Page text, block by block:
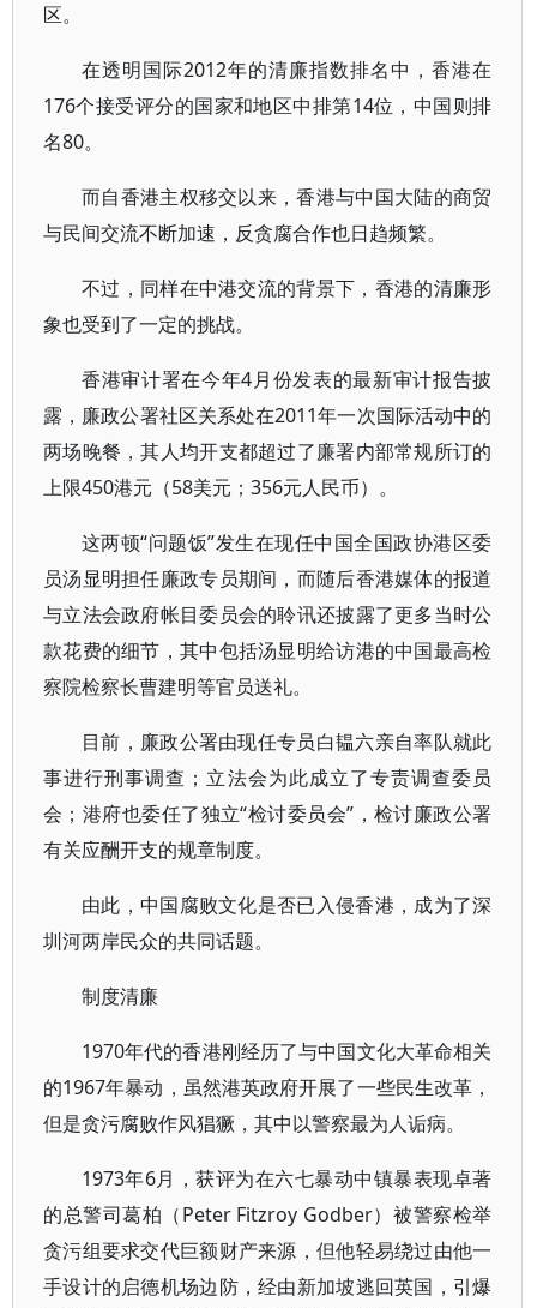
区。
在透明国际2012年的清廉指数排名中，香港在
176个接受评分的国家和地区中排第14位，中国则排
名80。
而自香港主权移交以来，香港与中国大陆的商贸
与民间交流不断加速，反贪腐合作也日趋频繁。
不过，同样在中港交流的背景下，香港的清廉形
象也受到了一定的挑战。
香港审计署在今年4月份发表的最新审计报告披
露，廉政公署社区关系处在2011年一次国际活动中的
两场晚餐，其人均开支都超过了廉署内部常规所订的
上限450港元（58美元；356元人民币）。
这两顿“问题饭”发生在现任中国全国政协港区委
员汤显明担任廉政专员期间，而随后香港媒体的报道
与立法会政府帐目委员会的聆讯还披露了更多当时公
款花费的细节，其中包括汤显明给访港的中国最高检
察院检察长曹建明等官员送礼。
目前，廉政公署由现任专员白韫六亲自率队就此
事进行刑事调查；立法会为此成立了专责调查委员
会；港府也委任了独立“检讨委员会”，检讨廉政公署
有关应酬开支的规章制度。
由此，中国腐败文化是否已入侵香港，成为了深
圳河两岸民众的共同话题。
制度清廉
1970年代的香港刚经历了与中国文化大革命相关
的1967年暴动，虽然港英政府开展了一些民生改革，
但是贪污腐败作风猖獗，其中以警察最为人诟病。
1973年6月，获评为在六七暴动中镇暴表现卓著
的总警司葛柏（Peter Fitzroy Godber）被警察检举
贪污组要求交代巨额财产来源，但他轻易绕过由他一
手设计的启德机场边防，经由新加坡逃回英国，引爆